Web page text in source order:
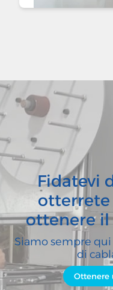
Fidatevi
ottenere
Siamo sempre
di
Ottenere